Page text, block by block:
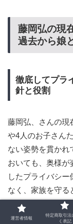
藤岡弘の現
過去から娘
徹底してプラ
針と役割
藤岡弘、さんの現
や4人のお子さん
ない姿勢を貫かれ
おいても、奥様が
したプライバシ
なく、家族を守る
でしょう。
運営者情報
特定商取引法
く表記